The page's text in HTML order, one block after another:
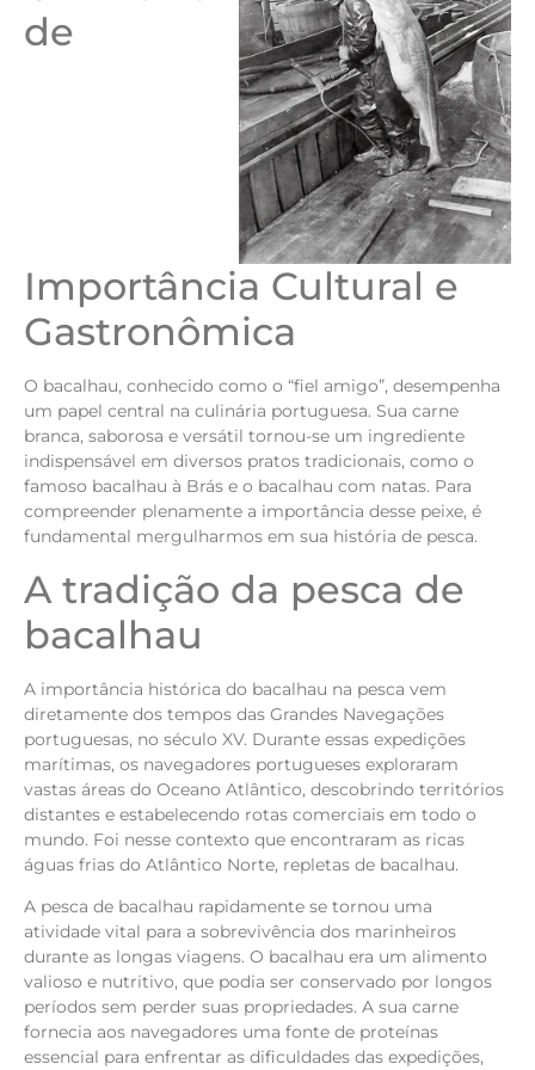
de
Importância Cultural e
Gastronômica
O bacalhau, conhecido como o “fiel amigo”, desempenha
um papel central na culinária portuguesa. Sua carne
branca, saborosa e versátil tornou-se um ingrediente
indispensável em diversos pratos tradicionais, como o
famoso bacalhau à Brás e o bacalhau com natas. Para
compreender plenamente a importância desse peixe, é
fundamental mergulharmos em sua história de pesca.
A tradição da pesca de
bacalhau
A importância histórica do bacalhau na pesca vem
diretamente dos tempos das Grandes Navegações
portuguesas, no século XV. Durante essas expedições
marítimas, os navegadores portugueses exploraram
vastas áreas do Oceano Atlântico, descobrindo territórios
distantes e estabelecendo rotas comerciais em todo o
mundo. Foi nesse contexto que encontraram as ricas
águas frias do Atlântico Norte, repletas de bacalhau.
A pesca de bacalhau rapidamente se tornou uma
atividade vital para a sobrevivência dos marinheiros
durante as longas viagens. O bacalhau era um alimento
valioso e nutritivo, que podia ser conservado por longos
períodos sem perder suas propriedades. A sua carne
fornecia aos navegadores uma fonte de proteínas
essencial para enfrentar as dificuldades das expedições,